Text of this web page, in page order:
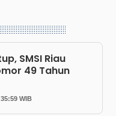
SMSI Riau
49 Tahun
WIB